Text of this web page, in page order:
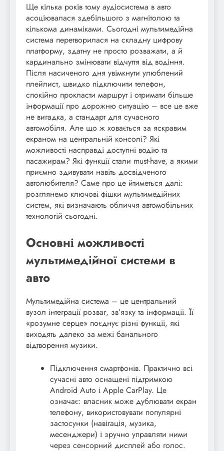
Ще кілька років тому аудіосистема в авто
асоціювалася здебільшого з магнітолою та
кількома динаміками. Сьогодні мультимедійна
система перетворилася на складну цифрову
платформу, здатну не просто розважати, а й
кардинально змінювати відчуття від водіння.
Після насиченого дня увімкнути улюблений
плейлист, швидко підключити телефон,
спокійно прокласти маршрут і отримати більше
інформації про дорожню ситуацію – все це вже
не вигадка, а стандарт для сучасного
автомобіля. Але що ж ховається за яскравим
екраном на центральній консолі? Які
можливості насправді доступні водію та
пасажирам? Які функції стали must-have, а якими
приємно здивувати навіть досвідченого
автолюбителя? Саме про це йтиметься далі:
розглянемо ключові фішки мультимедійних
систем, які визначають обличчя автомобільних
технологій сьогодні.
Основні можливості
мультимедійної системи в
авто
Мультимедійна система – це центральний
вузол інтеграції розваг, зв’язку та інформації. Її
«розумне серце» поєднує різні функції, які
виходять далеко за межі банального
відтворення музики.
Підключення смартфонів. Практично всі
сучасні авто оснащені підтримкою
Android Auto і Apple CarPlay. Це
означає: власник може дублювати екран
телефону, використовувати популярні
застосунки (навігація, музика,
месенджери) і зручно управляти ними
через сенсорний дисплей або голос.